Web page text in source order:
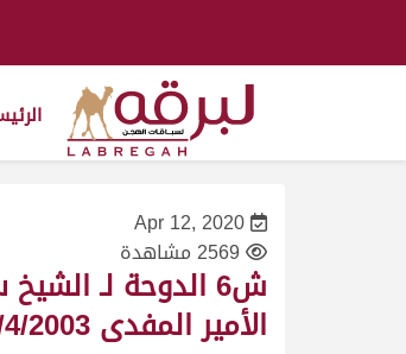
Apr 12, 2020
2569 مشاهدة
ش6 الدوحة لـ
الأمير المفدى 1/4/2003) جذاع بكار أشواط مفتوحة 9:46:22